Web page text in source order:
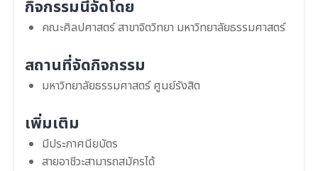
กิจกรรมนี้จัดโดย
คณะศิลปศาสตร์ สาขาจิตวิทยา มหาวิทยาลัยธรรมศาสตร์
สถานที่จัดกิจกรรม
มหาวิทยาลัยธรรมศาสตร์ ศูนย์รังสิต
เพิ่มเติม
มีประกาศนียบัตร
สายอาชีวะสามารถสมัครได้